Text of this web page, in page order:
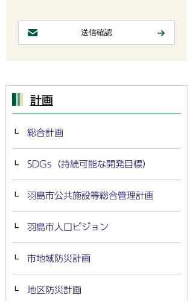
計画
総合計画
SDGs（持続可能な開発目標）
羽島市公共施設等総合管理計画
羽島市人口ビジョン
市地域防災計画
地区防災計画